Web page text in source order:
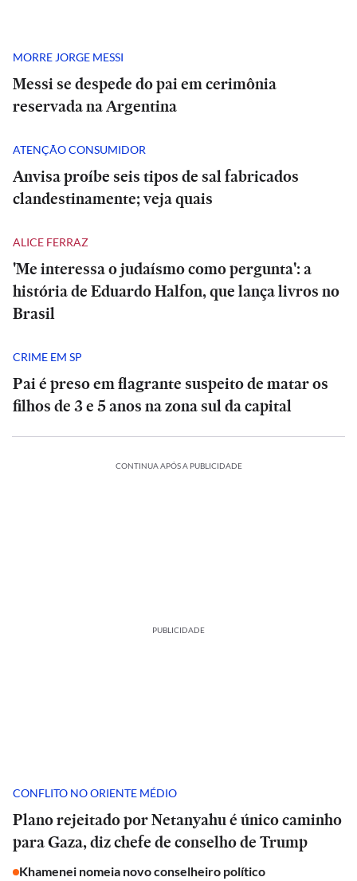
MORRE JORGE MESSI
Messi se despede do pai em cerimônia
reservada na Argentina
ATENÇÃO CONSUMIDOR
Anvisa proíbe seis tipos de sal fabricados
clandestinamente; veja quais
ALICE FERRAZ
'Me interessa o judaísmo como pergunta': a
história de Eduardo Halfon, que lança livros no
Brasil
CRIME EM SP
Pai é preso em flagrante suspeito de matar os
filhos de 3 e 5 anos na zona sul da capital
CONTINUA APÓS A PUBLICIDADE
PUBLICIDADE
CONFLITO NO ORIENTE MÉDIO
Plano rejeitado por Netanyahu é único caminho
para Gaza, diz chefe de conselho de Trump
Khamenei nomeia novo conselheiro político